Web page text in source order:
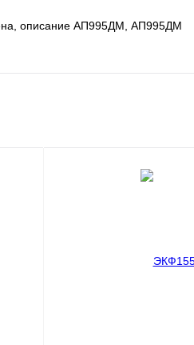
описание АП995ДМ, АП995ДМ